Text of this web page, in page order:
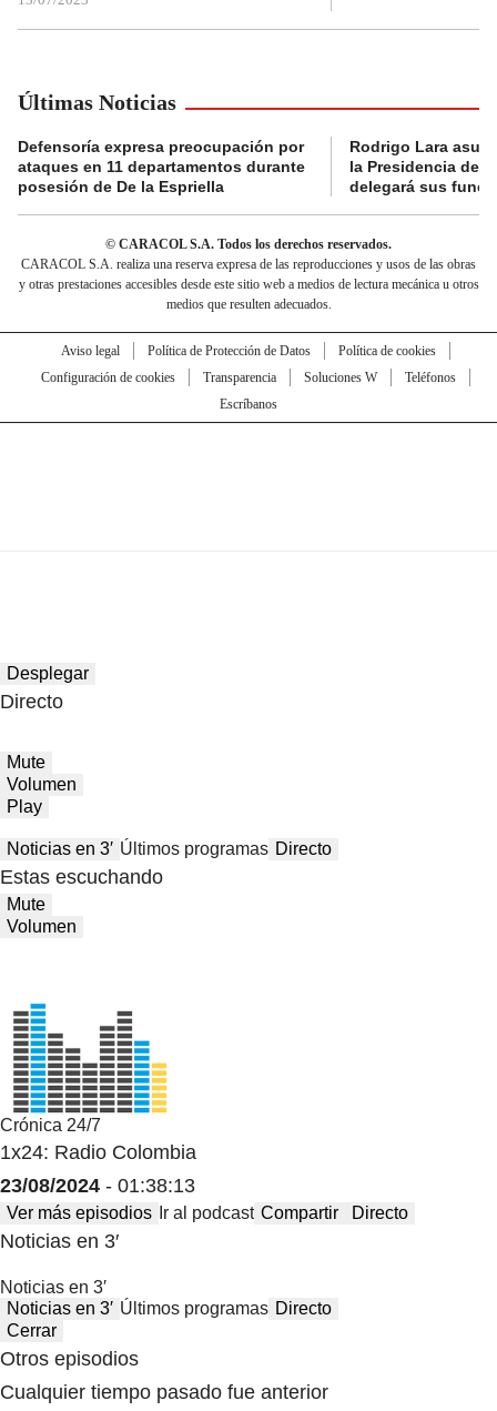
Últimas Noticias
Defensoría expresa preocupación por
ataques en 11 departamentos durante
posesión de De la Espriella
Rodrigo Lara
la Presidencia del
delegará sus
© CARACOL S.A. Todos los derechos reservados.
CARACOL S.A. realiza una reserva expresa de las reproducciones y usos de las obras
y otras prestaciones accesibles desde este sitio web a medios de lectura mecánica u otros
medios que resulten adecuados.
Aviso legal Política de Protección de Datos
Política de cookies
Configuración de cookies
Transparencia Soluciones W
Teléfonos
Escríbanos
Desplegar
Directo
Mute
Volumen
Play
Noticias en 3′ Últimos programas Directo
Estas escuchando
Mute
Volumen
Crónica 24/7
1x24: Radio Colombia
23/08/2024 - 01:38:13
Ver más episodios Ir al podcast Compartir Directo
Noticias en 3′
Noticias en 3′
Noticias en 3′ Últimos programas Directo
Cerrar
Otros episodios
Cualquier tiempo pasado fue anterior